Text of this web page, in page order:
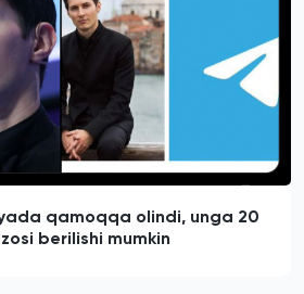
qamoqqa olindi, unga 20
berilishi mumkin